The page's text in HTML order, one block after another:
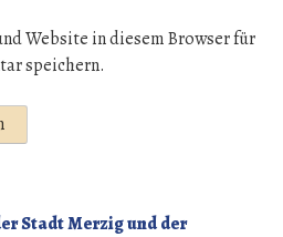
Website in diesem Browser für
speichern.
Stadt Merzig und der